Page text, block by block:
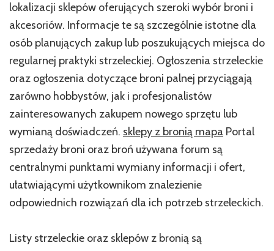
lokalizacji sklepów oferujących szeroki wybór broni i
akcesoriów. Informacje te są szczególnie istotne dla
osób planujących zakup lub poszukujących miejsca do
regularnej praktyki strzeleckiej. Ogłoszenia strzeleckie
oraz ogłoszenia dotyczące broni palnej przyciągają
zarówno hobbystów, jak i profesjonalistów
zainteresowanych zakupem nowego sprzętu lub
wymianą doświadczeń. sklepy z bronią mapa Portal
sprzedaży broni oraz broń używana forum są
centralnymi punktami wymiany informacji i ofert,
ułatwiającymi użytkownikom znalezienie
odpowiednich rozwiązań dla ich potrzeb strzeleckich.
Listy strzeleckie oraz sklepów z bronią są